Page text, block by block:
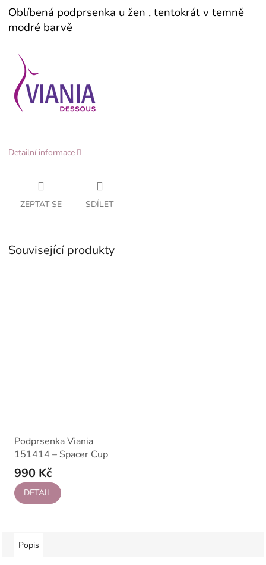
Oblíbená podprsenka u žen , tentokrát v temně
modré barvě
Detailní informace
ZEPTAT SE SDÍLET
Související produkty
Podprsenka Viania
151414 – Spacer Cup
990 Kč
DETAIL
Popis